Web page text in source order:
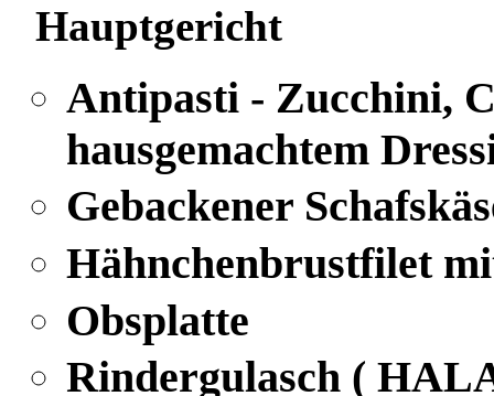
Hauptgericht
Antipasti - Zucchini,
hausgemachtem
Gebackener
Hähnchenbrustfilet
Obsplatte
Rindergulasch (